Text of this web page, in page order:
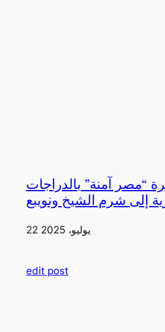
“مصر آمنة” بالدراجات
إلى شرم الشيخ ونويبع
22 يوليو، 2025
edit post